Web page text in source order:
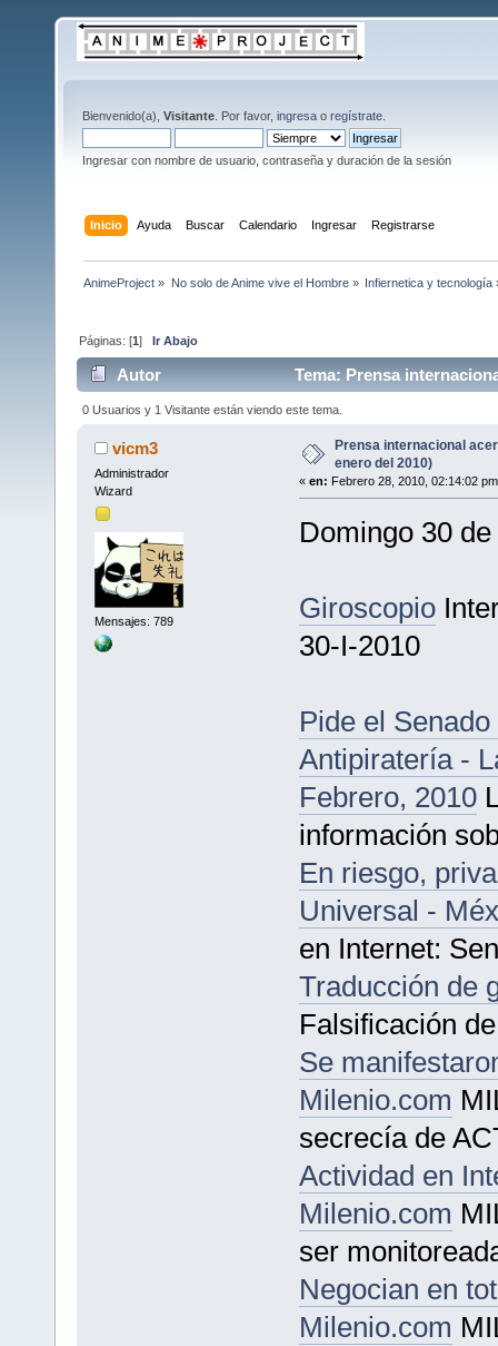
Bienvenido(a), Visitante . Por favor, ingresa o regístrate
Ingresar con nombre de usuario, contraseña y duración de la sesión
Inicio Ayuda Buscar Calendario Ingresar Registrarse
AnimeProject » No solo de Anime vive el Hombre» Infiernetica y tecnología
Páginas: [1]Ir Abajo
Autor Tema: Prensa
0 Usuarios y 1 Visitante están viendo este tema.
vicm3
Administrador
Wizard
Mensajes: 789
Prensa internacional
enero del 2010)
« en: Febrero 28, 2010, 02:14:02
Domingo 30
Giroscopio
30-I-2010
Pide el
Antipiratería -
Febrero, 2010
información
En riesgo,
Universal -
en Internet:
Traducción de
Falsificación
Se
Milenio.com
secrecía de
Actividad en
Milenio.com
ser
Negocian en
Milenio.com